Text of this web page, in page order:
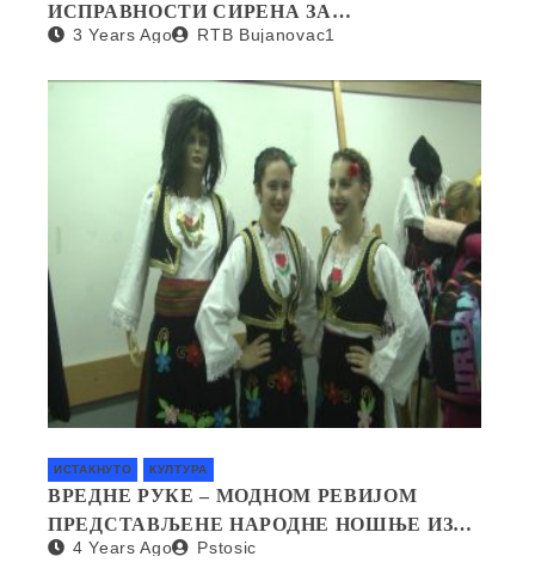
ИСПРАВНОСТИ СИРЕНА ЗА
УЗБУЊИВАЊЕ
3 Years Ago RTB Bujanovac1
ИСТАКНУТО КУЛТУРА
ВРЕДНЕ РУКЕ – МОДНОМ РЕВИЈОМ
ПРЕДСТАВЉЕНЕ НАРОДНЕ НОШЊЕ ИЗ
СВИХ КРАЈЕВА СРБИЈЕ
4 Years Ago Pstosic